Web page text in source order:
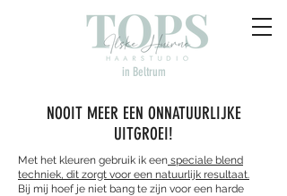
in Beltrum
NOOIT MEER EEN ONNATUURLIJKE
UITGROEI!
Met het kleuren gebruik ik een speciale blend
techniek, dit zorgt voor een natuurlijk resultaat.
Bij mij hoef je niet bang te zijn voor een harde